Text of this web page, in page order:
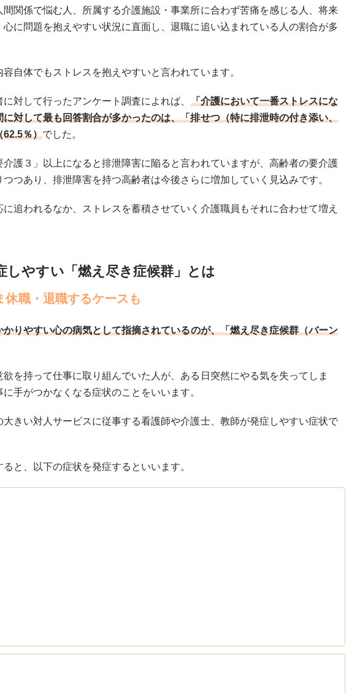
間関係で悩む人、所属する介護施設・事業所に合わず苦痛を感じる人、将来
に問題を抱えやすい状況に直面し、退職に追い込まれている人の割合が多
自体でもストレスを抱えやすいと言われています。
対して行ったアンケート調査によれば、 「介護において一番ストレスにな
対して最も回答割合が多かったのは、「排せつ（特に排泄時の付き添い、
62.5％）でした。
護３」以上になると排泄障害に陥ると言われていますが、高齢者の要介護
つあり、排泄障害を持つ高齢者は今後さらに増加していく見込みです。
追われるなか、ストレスを蓄積させていく介護職員もそれに合わせて増え
しやすい「燃え尽き症候群」とは
休職・退職するケースも
かりやすい心の病気として指摘されているのが、「燃え尽き症候群（バーン
を持って仕事に取り組んでいた人が、ある日突然にやる気を失ってしま
手がつかなくなる症状のことをいいます。
きい対人サービスに従事する看護師や介護士、教師が発症しやすい症状で
と、以下の症状を発症するといいます。